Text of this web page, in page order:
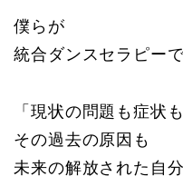
僕らが
統合ダンスセラピー
「現状の問題も症状も
その過去の原因も
未来の解放された自